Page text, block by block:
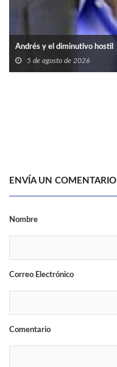
Andrés y el diminutivo hostil
5 de agosto de 2026
ENVÍA UN COMENTARIO
Nombre
Correo Electrónico
Comentario